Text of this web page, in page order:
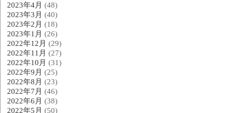
2023年4月 (48)
2023年3月 (40)
2023年2月 (18)
2023年1月 (26)
2022年12月 (29)
2022年11月 (27)
2022年10月 (31)
2022年9月 (25)
2022年8月 (23)
2022年7月 (46)
2022年6月 (38)
2022年5月 (50)